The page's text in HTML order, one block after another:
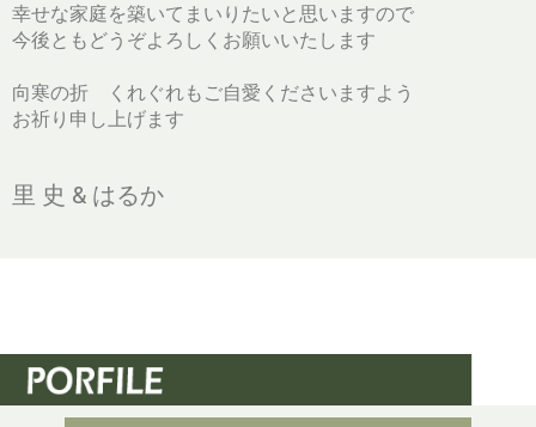
幸せな家庭を築いてまいりたいと思いますので
今後ともどうぞよろしくお願いいたします
向寒の折 くれぐれもご自愛くださいますよう
お祈り申し上げます
里 史 & はるか